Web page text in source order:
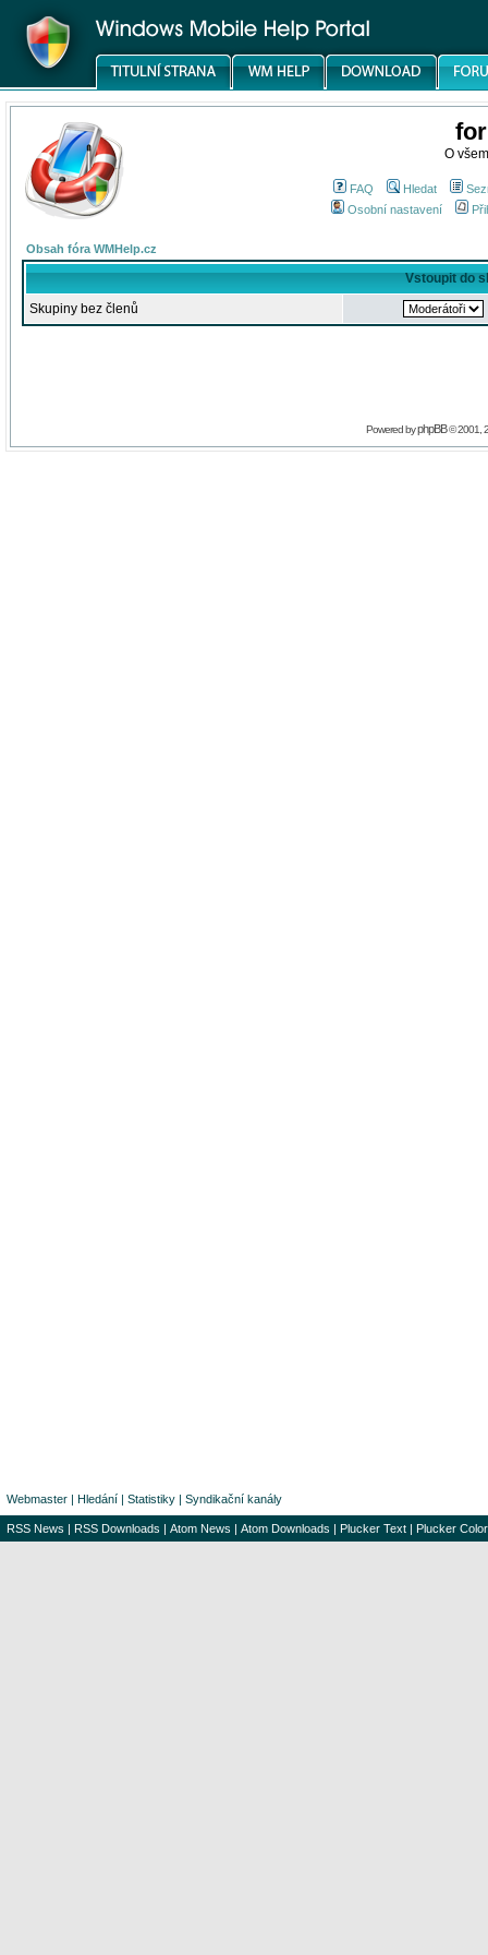
O
FAQ Hledat
Osobní nastavení
Obsah fóra WMHelp.cz
Vstoupit do
Skupiny bez členů
Powered byphpBB© 2001,
Webmaster | Hledání | Statistiky | Syndikační kanály
RSS News | RSS Downloads | Atom News | Atom Downloads | Plucker Text | Plucker Color